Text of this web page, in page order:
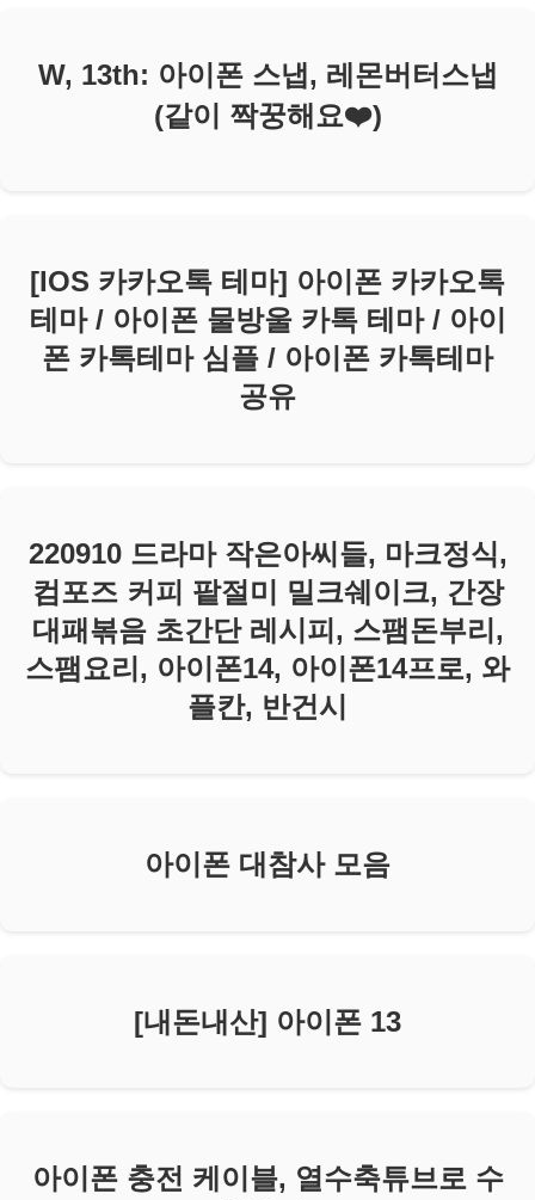
W, 13th: 아이폰 스냅, 레몬버터스냅
(같이 짝꿍해요❤️)
[IOS 카카오톡 테마] 아이폰 카카오톡
테마 / 아이폰 물방울 카톡 테마 / 아이
폰 카톡테마 심플 / 아이폰 카톡테마
공유
220910 드라마 작은아씨들, 마크정식,
컴포즈 커피 팥절미 밀크쉐이크, 간장
대패볶음 초간단 레시피, 스팸돈부리,
스팸요리, 아이폰14, 아이폰14프로, 와
플칸, 반건시
아이폰 대참사 모음
[내돈내산] 아이폰 13
아이폰 충전 케이블, 열수축튜브로 수